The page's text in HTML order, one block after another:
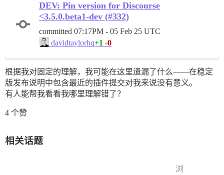
DEV: Pin version for Discourse
<3.5.0.beta1-dev (#332)
committed 07:17PM - 05 Feb 25 UTC
davidtaylorhq+1 -0
根据我对固定的理解，我可能在这里遗漏了什么——在稳定
版发布说明中包含最近的插件提交对我来说没有意义。
有人能帮我看看我哪里理解错了？
4 个赞
相关话题
浏